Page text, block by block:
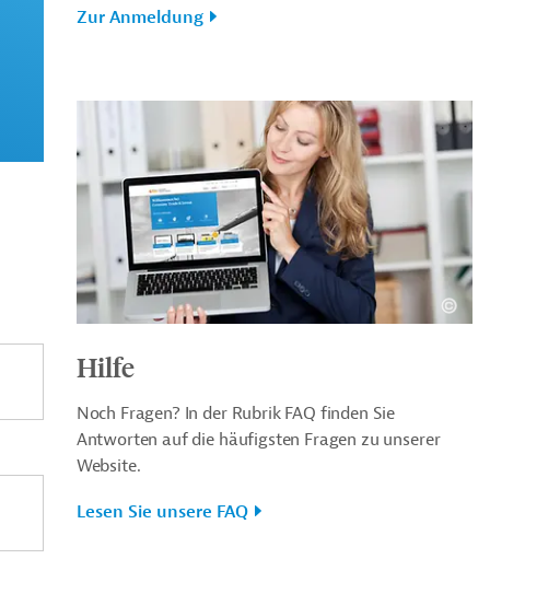
Zur Anmeldung
Hilfe
Noch Fragen? In der Rubrik FAQ finden Sie
Antworten auf die häufigsten Fragen zu unserer
Website.
Lesen Sie unsere FAQ